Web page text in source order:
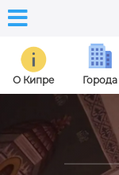

О Кипре Города